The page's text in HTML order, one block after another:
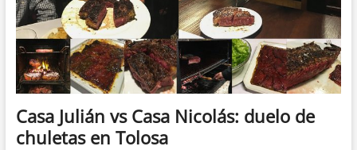
Casa Julián vs Casa Nicolás: duelo de
chuletas en Tolosa